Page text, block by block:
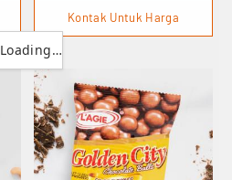
Kontak Untuk Harga
Loading…